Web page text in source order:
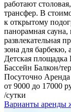
работают
трансфер. В
к открытому
панорамная
развлекательная
зона для барбекю,
Детская площадка
Бассейн Балкон/
Посуточно Аренда
от 9000 до 17000
/сутки
Варианты аренды